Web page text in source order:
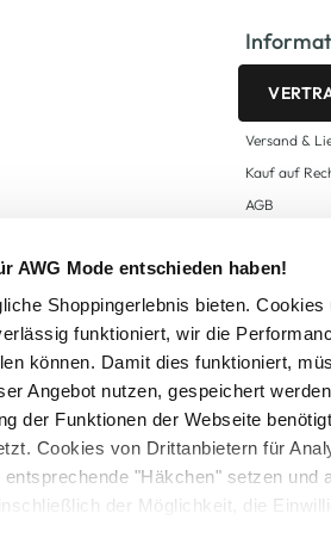
AWG Mode entschieden haben!
Shoppingerlebnis bieten. Cookies
funktioniert, wir die
können. Damit dies funktioniert,
Angebot nutzen, gespeichert
der Funktionen der Webseite
Cookies von Drittanbietern für
"Häkchen" setzen und
der Möglichkeit, die
Versand &
Kauf auf
AGB
Zahlungsarten
Datenschutz
AWG CARD
zzgl.